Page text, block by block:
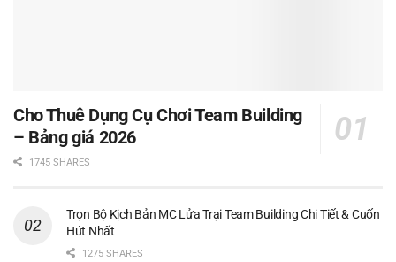
Cho Thuê Dụng Cụ Chơi Team Building
– Bảng giá 2026
1745 SHARES
Trọn Bộ Kịch Bản MC Lửa Trại Team Building Chi Tiết & Cuốn
Hút Nhất
1275 SHARES